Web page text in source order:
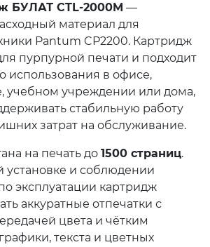
БУЛАТ CTL-2000M —
материал для
Pantum CP2200. Картридж
пурпурной печати и подходит
использования в офисе,
учебном учреждении или дома,
стабильную работу
затрат на обслуживание.
на печать до 1500 страниц.
установке и соблюдении
эксплуатации картридж
аккуратные отпечатки с
цвета и чётким
текста и цветных